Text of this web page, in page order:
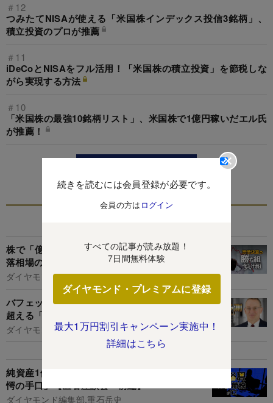
続きを読むには会員登録が必要です。
会員の方は ログイン
すべての記事が読み放題！
7日間無料体験
ダイヤモンド・プレミアムに登録
最大1万円割引キャンペーン実施中！
詳細はこちら
＃12
つみたてNISAが使える「米国株インデックス投信3銘柄」、
積立投資のプロが推薦
＃11
iDeCoとNISAをフル活用！「米国株の積立投資」を節税しな
がら実現する方法
＃10
「米国株の最強10銘柄リスト」、米国株で1億円稼いだエル氏
が推薦！
株で「億り人」になった4人が明かす「コロナ暴
落相場の対処術と教訓」
ダイヤモンド編集部
バフェットお墨付き投資家、ドルコスト平均法を
超える「最良の投資法」を直伝
ダイヤモンド編集部,竹田幸平
純資産1億円超の富裕層が明かす、資産形成「驚
愕の手口」【匿名座談会・前編】
ダイヤモンド編集部,重石岳史